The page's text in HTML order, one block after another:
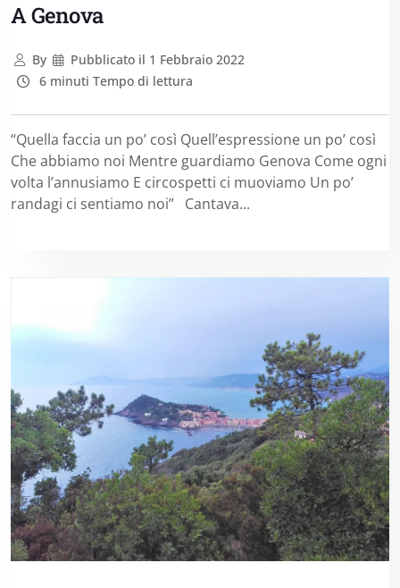
A Genova
By Pubblicato il 1 Febbraio 2022
6 minuti Tempo di lettura
“Quella faccia un po’ così Quell’espressione un po’ così
Che abbiamo noi Mentre guardiamo Genova Come ogni
volta l’annusiamo E circospetti ci muoviamo Un po’
randagi ci sentiamo noi” Cantava...